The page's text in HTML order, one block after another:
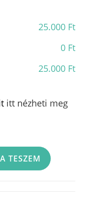
25.000 Ft
0 Ft
25.000 Ft
itt nézheti meg
TESZEM